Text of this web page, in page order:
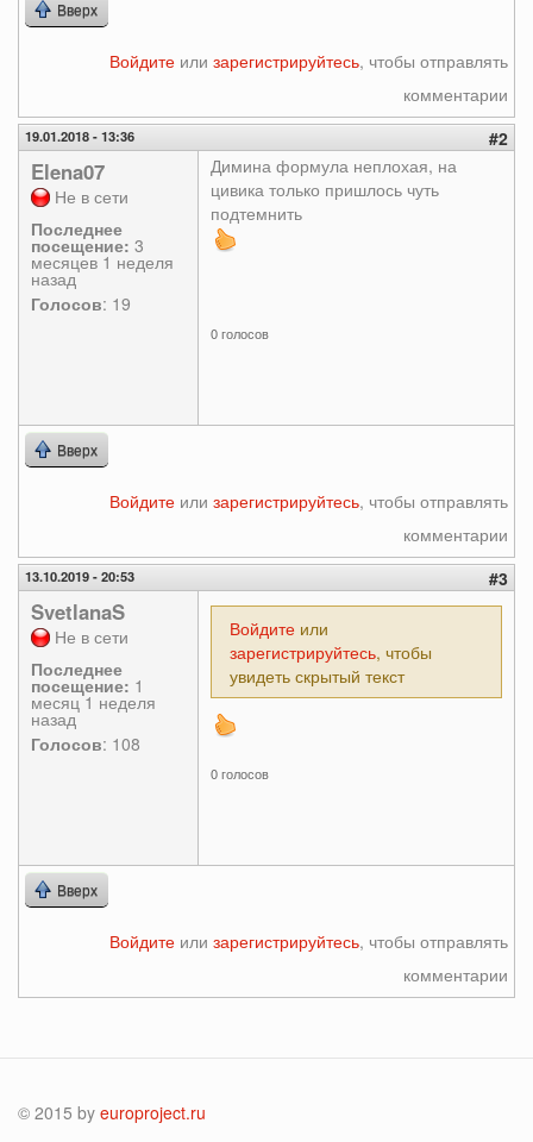
Вверх
Войдите или зарегистрируйтесь, чтобы отправлять
комментарии
19.01.2018 - 13:36 #2
Elena07
Не в сети
Последнее
посещение: 3
месяцев 1 неделя
назад
Голосов: 19
Димина формула неплохая, на
цивика только пришлось чуть
подтемнить
0 голосов
Вверх
Войдите или зарегистрируйтесь, чтобы отправлять
комментарии
13.10.2019 - 20:53 #3
SvetlanaS
Не в сети
Последнее
посещение: 1
месяц 1 неделя
назад
Голосов: 108
Войдите или
зарегистрируйтесь, чтобы
увидеть скрытый текст
0 голосов
Вверх
Войдите или зарегистрируйтесь, чтобы отправлять
комментарии
© 2015 by europroject.ru